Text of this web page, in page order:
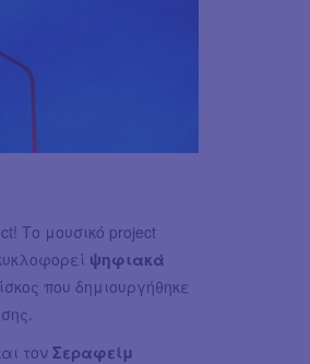
Το μουσικό project
ψηφιακά
που δημιουργήθηκε
τον Σεραφείμ